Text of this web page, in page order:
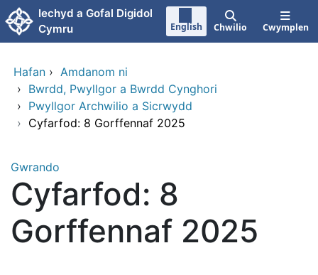
Neidio i'r prif gynnwy
Iechyd a Gofal Digidol
Cymru
English Chwilio Cwymplen
Hafan › Amdanom ni
› Bwrdd, Pwyllgor a Bwrdd Cynghori
› Pwyllgor Archwilio a Sicrwydd
› Cyfarfod: 8 Gorffennaf 2025
Gwrando
Cyfarfod: 8
Gorffennaf 2025